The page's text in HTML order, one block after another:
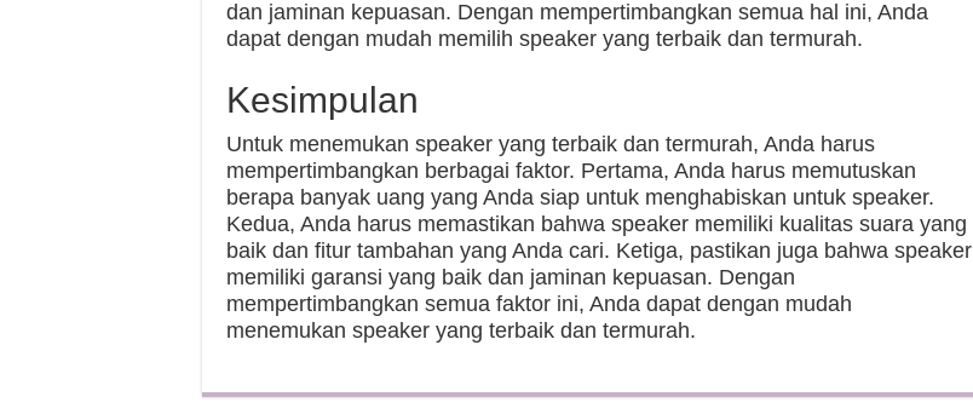
dan jaminan kepuasan. Dengan mempertimbangkan semua hal ini, Anda
dapat dengan mudah memilih speaker yang terbaik dan termurah.
Kesimpulan
Untuk menemukan speaker yang terbaik dan termurah, Anda harus
mempertimbangkan berbagai faktor. Pertama, Anda harus memutuskan
berapa banyak uang yang Anda siap untuk menghabiskan untuk speaker.
Kedua, Anda harus memastikan bahwa speaker memiliki kualitas suara yang
baik dan fitur tambahan yang Anda cari. Ketiga, pastikan juga bahwa speaker
memiliki garansi yang baik dan jaminan kepuasan. Dengan
mempertimbangkan semua faktor ini, Anda dapat dengan mudah
menemukan speaker yang terbaik dan termurah.